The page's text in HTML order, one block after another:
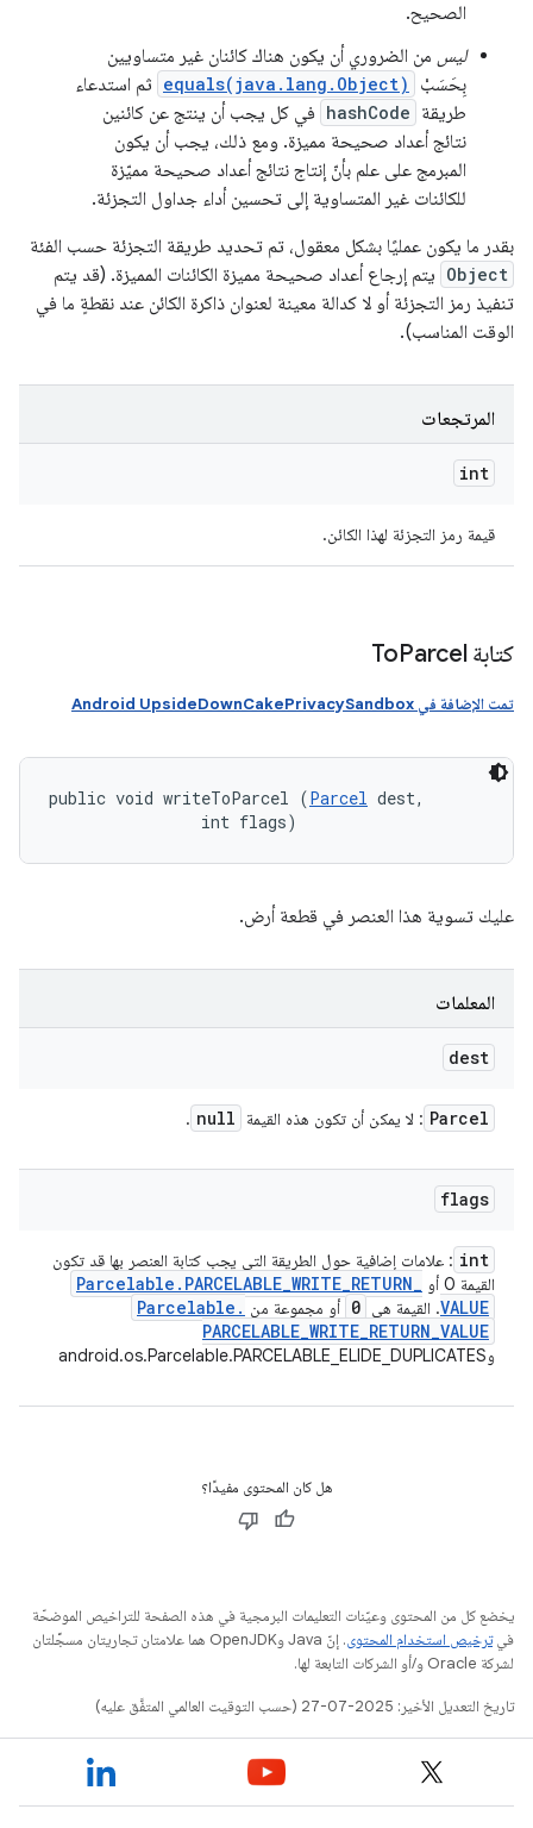
الصحيح.
ليس من الضروري أن يكون هناك كائنان غير متساويين
بِحَسَبْ
equals(java.lang.Object) ثم استدعاء
طريقة hashCode في كل يجب أن ينتج عن كائنين
نتائج أعداد صحيحة مميزة. ومع ذلك، يجب أن يكون
المبرمج على علم بأنّ إنتاج نتائج أعداد صحيحة مميّزة
للكائنات غير المتساوية إلى تحسين أداء جداول التجزئة.
بقدر ما يكون عمليًا بشكل معقول، تم تحديد طريقة التجزئة حسب الفئة
Object يتم إرجاع أعداد صحيحة مميزة الكائنات المميزة. (قد يتم
تنفيذ رمز التجزئة أو لا كدالة معينة لعنوان ذاكرة الكائن عند نقطةٍ ما في
الوقت المناسب).
المرتجعات
int
قيمة رمز التجزئة لهذا الكائن.
كتابة ToParcel
تمت الإضافة في Android UpsideDownCakePrivacySandbox
public void writeToParcel (Parcel dest,
                int flags)
عليك تسوية هذا العنصر في قطعة أرض.
المعلمات
dest
Parcel : لا يمكن أن تكون هذه القيمة null
.
flags
int : علامات إضافية حول الطريقة التي يجب كتابة العنصر بها قد تكون
القيمة 0 أو
Parcelable . PARCELABLE_WRITE_RETURN_
VALUE. القيمة هي 0 أو مجموعة من Parcelable .
PARCELABLE_WRITE_RETURN_VALUE
وandroid.os.Parcelable.PARCELABLE_ELIDE_DUPLICATES
هل كان المحتوى مفيدًا؟
يخضع كل من المحتوى وعيّنات التعليمات البرمجية في هذه الصفحة للتراخيص الموضحّة
فيترخيص استخدام المحتوى
. إنّ Java وOpenJDK هما علامتان تجاريتان مسجَّلتان
لشركة Oracle و/أو الشركات التابعة لها.
تاريخ التعديل الأخير: 2025-07-27 (حسب التوقيت العالمي المتفَّق عليه)